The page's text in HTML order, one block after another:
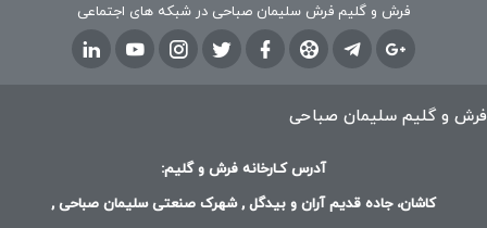
فرش و گلیم فرش سلیمان صباحی در شبکه های اجتماعی
فرش و گلیم سلیمان صباحی
آدرس کـارخانه فرش و گلیم:
کاشان، جاده قدیم آران و بیدگل , شهرک صنعتی سلیمان صباحی ,